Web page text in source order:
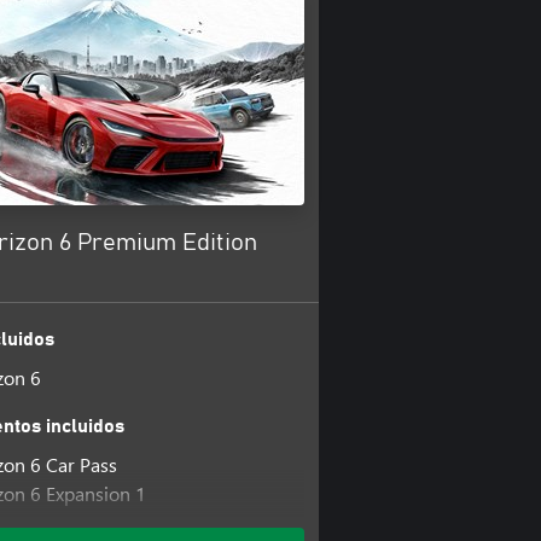
6 Premium Edition
6
incluidos
6 Car Pass
6 Expansion 1
6 Expansion 2